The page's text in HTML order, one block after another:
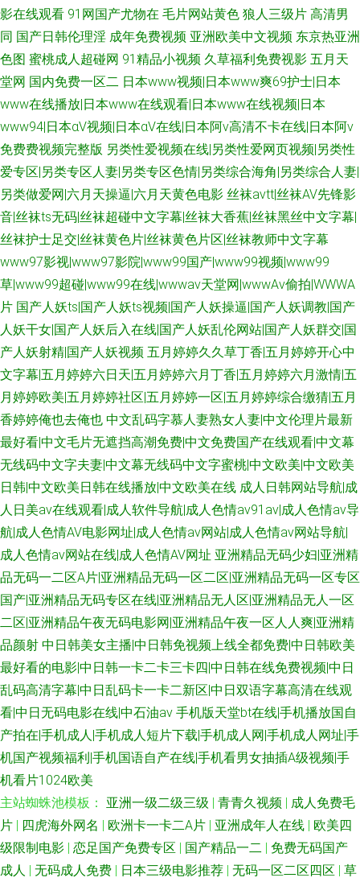
影在线观看 91网国产尤物在 毛片网站黄色 狼人三级片 高清男
同 国产日韩伦理淫 成年免费视频 亚洲欧美中文视频 东京热亚洲
色图 蜜桃成人超碰网 91精品小视频 久草福利免费视影 五月天
堂网 国内免费一区二 日本www视频|日本www爽69护士|日本
www在线播放|日本www在线观看|日本www在线视频|日本
www94|日本αV视频|日本αV在线|日本阿v高清不卡在线|日本阿v
免费费视频完整版 另类性爱视频在线|另类性爱网页视频|另类性
爱专区|另类专区人妻|另类专区色情|另类综合海角|另类综合人妻|
另类做爱网|六月天操逼|六月天黄色电影 丝袜avtt|丝袜AV先锋影
音|丝袜ts无码|丝袜超碰中文字幕|丝袜大香蕉|丝袜黑丝中文字幕|
丝袜护士足交|丝袜黄色片|丝袜黄色片区|丝袜教师中文字幕
www97影视|www97影院|www99国产|www99视频|www99
草|www99超碰|www99在线|wwwav天堂网|wwwAv偷拍|WWWA
片 国产人妖ts|国产人妖ts视频|国产人妖操逼|国产人妖调教|国产
人妖干女|国产人妖后入在线|国产人妖乱伦网站|国产人妖群交|国
产人妖射精|国产人妖视频 五月婷婷久久草丁香|五月婷婷开心中
文字幕|五月婷婷六日天|五月婷婷六月丁香|五月婷婷六月激情|五
月婷婷欧美|五月婷婷社区|五月婷婷一区|五月婷婷综合缴猜|五月
香婷婷俺也去俺也 中文乱码字慕人妻熟女人妻|中文伦理片最新
最好看|中文毛片无遮挡高潮免费|中文免费国产在线观看|中文幕
无线码中文字夫妻|中文幕无线码中文字蜜桃|中文欧美|中文欧美
日韩|中文欧美日韩在线播放|中文欧美在线 成人日韩网站导航|成
人日美av在线观看|成人软件导航|成人色情av91av|成人色情av导
航|成人色情AV电影网址|成人色情av网站|成人色情av网站导航|
成人色情av网站在线|成人色情AV网址 亚洲精品无码少妇|亚洲精
品无码一二区A片|亚洲精品无码一区二区|亚洲精品无码一区专区
国产|亚洲精品无码专区在线|亚洲精品无人区|亚洲精品无人一区
二区|亚洲精品午夜无码电影网|亚洲精品午夜一区人人爽|亚洲精
品颜射 中日韩美女主播|中日韩免视频上线全都免费|中日韩欧美
最好看的电影|中日韩一卡二卡三卡四|中日韩在线免费视频|中日
乱码高清字幕|中日乱码卡一卡二新区|中日双语字幕高清在线观
看|中日无码电影在线|中石油av 手机版天堂bt在线|手机播放国自
产拍在|手机成人|手机成人短片下载|手机成人网|手机成人网址|手
机国产视频福利|手机国语自产在线|手机看男女抽插A级视频|手
机看片1024欧美
主站蜘蛛池模板： 亚洲一级二级三级 | 青青久视频 | 成人免费毛
片 | 四虎海外网名 | 欧洲卡一卡二A片 | 亚洲成年人在线 | 欧美四
级限制电影 | 恋足国产免费专区 | 国产精品一二 | 免费无码国产
成人 | 无码成人免费 | 日本三级电影推荐 | 无码一区二区四区 | 草